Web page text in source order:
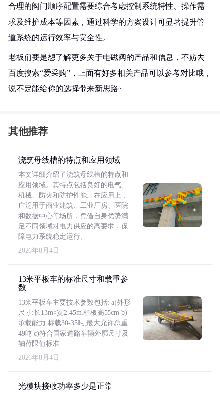
合理的阀门顺序配置需要综合考虑控制系统特性、操作需
求及维护成本等因素，通过科学的方案设计可显著提升管
道系统的运行效率与安全性。
老板们要是想了解更多关于电磁阀的产品和信息，不妨去
百度搜索“爱采购”，上面有好多相关产品可以参考对比哦，
说不定能给你的选择带来新思路~
其他推荐
浇筑母线槽的特点和应用领域
本文详细介绍了浇筑母线槽的特点和
应用领域。其特点包括良好的电气、
机械、防火和防护性能。在应用上，
广泛用于商业建筑、工业厂房、医院
和数据中心等场所，凭借自身优势满
足不同领域对电力供应的高要求，保
障电力系统稳定运行。
2026年8月4日
13米平板车的标准尺寸和载重参
数
13米平板车主要技术参数包括: a)外形
尺寸:长13m×宽2.45m,栏板高55cm b)
承载能力:标载30-35吨,最大允许总重
49吨 c)符合国家道路车辆外廓尺寸及
轴荷限值标准
2026年8月4日
光模块接收功率多少是正常